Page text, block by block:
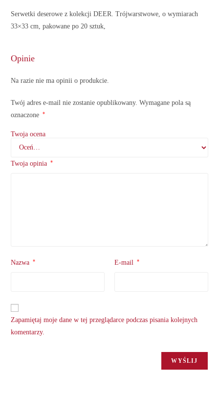
Serwetki deserowe z kolekcji DEER. Trójwarstwowe, o wymiarach
33×33 cm, pakowane po 20 sztuk,
Opinie
Na razie nie ma opinii o produkcie.
Twój adres e-mail nie zostanie opublikowany. Wymagane pola są
oznaczone
*
Twoja ocena
Twoja opinia *
Nazwa * E-mail *
Zapamiętaj moje dane w tej przeglądarce podczas pisania kolejnych
komentarzy.